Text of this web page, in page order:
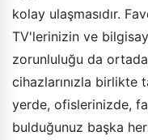
kolay ulaşmasıdır.
TV'lerinizin ve
zorunluluğu da
cihazlarınızla birlikte
yerde, ofislerinizde,
bulduğunuz başka